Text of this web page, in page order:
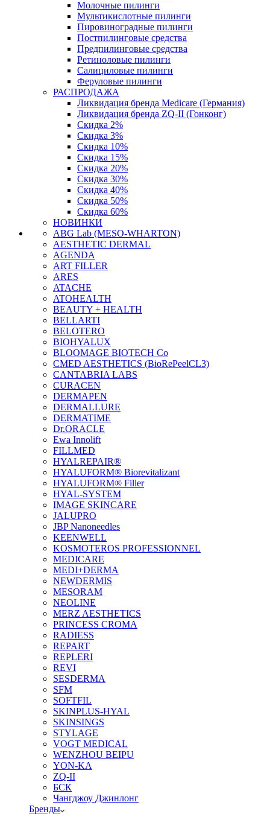
Молочные пилинги
Мультикислотные пилинги
Пировиноградные пилинги
Постпилинговые средства
Предпилинговые средства
Ретиноловые пилинги
Салициловые пилинги
Феруловые пилинги
РАСПРОДАЖА
Ликвидация бренда Medicare (Германия)
Ликвидация бренда ZQ-II (Гонконг)
Скидка 2%
Скидка 3%
Скидка 10%
Скидка 15%
Скидка 20%
Скидка 30%
Скидка 40%
Скидка 50%
Скидка 60%
НОВИНКИ
ABG Lab (MESO-WHARTON)
AESTHETIC DERMAL
AGENDA
ART FILLER
ARES
ATACHE
ATOHEALTH
BEAUTY + HEALTH
BELLARTI
BELOTERO
BIOHYALUX
BLOOMAGE BIOTECH Co
CMED AESTHETICS (BioRePeelCL3)
CANTABRIA LABS
CURACEN
DERMAPEN
DERMALLURE
DERMATIME
Dr.ORACLE
Ewa Innolift
FILLMED
НYALREPAIR®
HYALUFORM® Biorevitalizant
HYALUFORM® Filler
HYAL-SYSTEM
IMAGE SKINCARE
JALUPRO
JBP Nanoneedles
KEENWELL
KOSMOTEROS PROFESSIONNEL
MEDICARE
MEDI+DERMA
NEWDERMIS
MESORAM
NEOLINE
MERZ AESTHETICS
PRINCESS CROMA
RADIESS
REPART
REPLERI
REVI
SESDERMA
SFM
SOFTFIL
SKINPLUS-HYAL
SKINSINGS
STYLAGE
VOGT MEDICAL
WENZHOU BEIPU
YON-KA
ZQ-II
БСК
Чангджоу Джинлонг
Бренды